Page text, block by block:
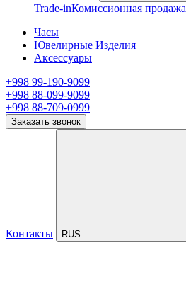
Trade-inКомиссионная продажа
Часы
Ювелирные Изделия
Аксессуары
+998 99-190-9099
+998 88-099-9099
+998 88-709-0999
Заказать звонок
Контакты RUS